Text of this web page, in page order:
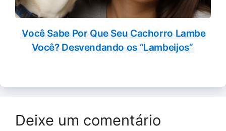
Você Sabe Por Que Seu Cachorro Lambe
Você? Desvendando os “Lambeijos”
Deixe um comentário